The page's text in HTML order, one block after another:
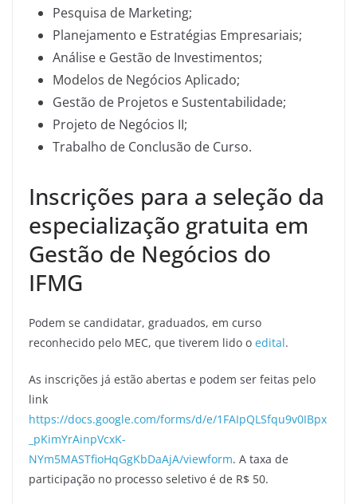
Pesquisa de Marketing;
Planejamento e Estratégias Empresariais;
Análise e Gestão de Investimentos;
Modelos de Negócios Aplicado;
Gestão de Projetos e Sustentabilidade;
Projeto de Negócios II;
Trabalho de Conclusão de Curso.
Inscrições para a seleção da
especialização gratuita em
Gestão de Negócios do
IFMG
Podem se candidatar, graduados, em curso
reconhecido pelo MEC, que tiverem lido o edital.
As inscrições já estão abertas e podem ser feitas pelo
link
https://docs.google.com/forms/d/e/1FAIpQLSfqu9v0IBpx
_pKimYrAinpVcxK-
NYm5MASTfioHqGgKbDaAjA/viewform. A taxa de
participação no processo seletivo é de R$ 50.